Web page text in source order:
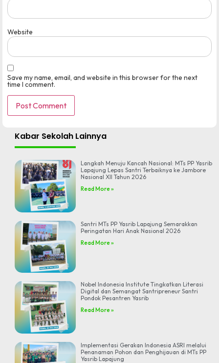
Website
Save my name, email, and website in this browser for the next
time I comment.
Kabar Sekolah Lainnya
Langkah Menuju Kancah Nasional: MTs PP Yasrib
Lapajung Lepas Santri Terbaiknya ke Jambore
Nasional XII Tahun 2026
Read More »
Santri MTs PP Yasrib Lapajung Semarakkan
Peringatan Hari Anak Nasional 2026
Read More »
Nobel Indonesia Institute Tingkatkan Literasi
Digital dan Semangat Santripreneur Santri
Pondok Pesantren Yasrib
Read More »
Implementasi Gerakan Indonesia ASRI melalui
Penanaman Pohon dan Penghijauan di MTs PP
Yasrib Lapajung